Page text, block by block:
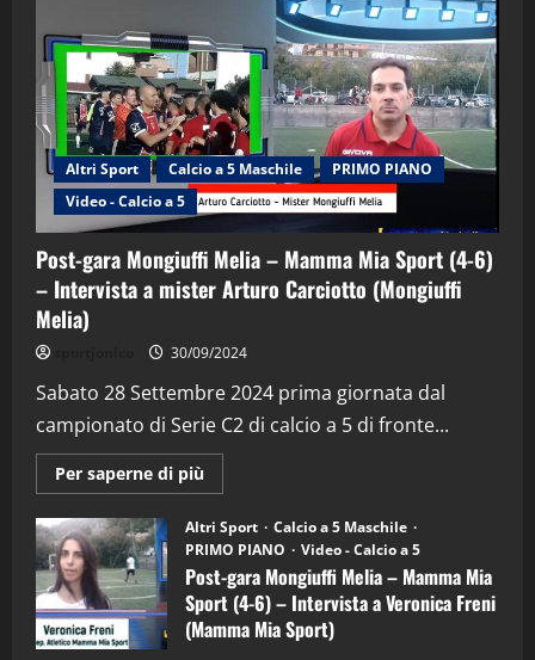
Altri Sport Calcio a 5 Maschile
PRIMO PIANO
Video - Calcio a 5
Post-gara Mongiuffi Melia – Mamma Mia Sport (4-6)
– Intervista a mister Arturo Carciotto (Mongiuffi
Melia)
30/09/2024
Sabato 28 Settembre 2024 prima giornata dal
campionato di Serie C2 di calcio a 5 di fronte...
Per saperne di più
informazioni
Post-
gara
Mongiuffi
Melia
–
Mamma
Mia
Sport
Altri Sport
Calcio a 5 Maschile
PRIMO PIANO
Video - Calcio a 5
Post-gara Mongiuffi Melia – Mamma Mia
Sport (4-6) – Intervista a Veronica Freni
(Mamma Mia Sport)
2
“SportEmpire” in Podcast: 29^ Puntata
(Martedi 28 Aprile 2026)
28/04/2026
3
"SportEmpire" in Podcast
“SportEmpire” in Podcast: 28^ Puntata
(Martedi 21 Aprile 2026)
21/04/2026